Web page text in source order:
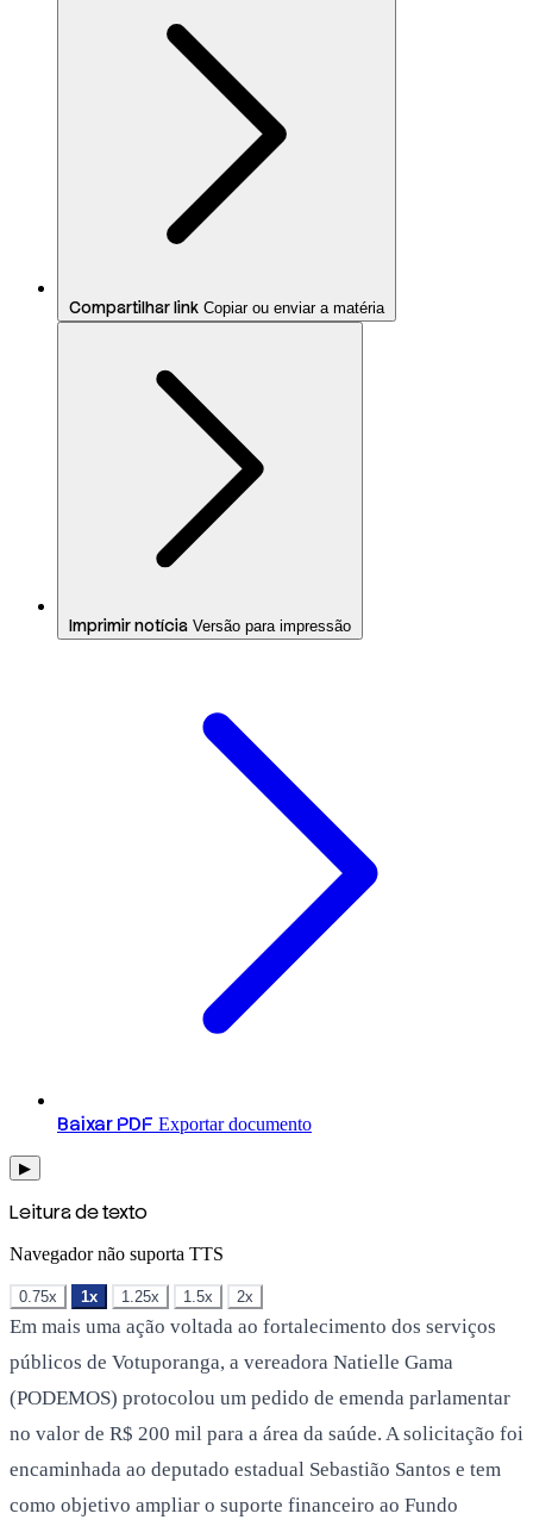
Compartilhar link Copiar ou enviar a matéria
Imprimir notícia Versão para impressão
Baixar PDF Exportar documento
▶
Leitura de texto
Navegador não suporta TTS
0.75x 1x 1.25x 1.5x 2x
Em mais uma ação voltada ao fortalecimento dos serviços
públicos de Votuporanga, a vereadora Natielle Gama
(PODEMOS) protocolou um pedido de emenda parlamentar
no valor de R$ 200 mil para a área da saúde. A solicitação foi
encaminhada ao deputado estadual Sebastião Santos e tem
como objetivo ampliar o suporte financeiro ao Fundo